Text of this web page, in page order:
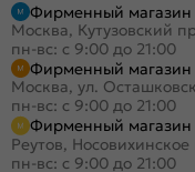
Фирменный магазин
Москва, Кутузовский
пн-вс: с 9:00 до 21:00
Фирменный
Москва, ул.
пн-вс: с 9:00 до 21:00
Фирменный магазин
Реутов,
пн-вс: с 9:00 до 21:00